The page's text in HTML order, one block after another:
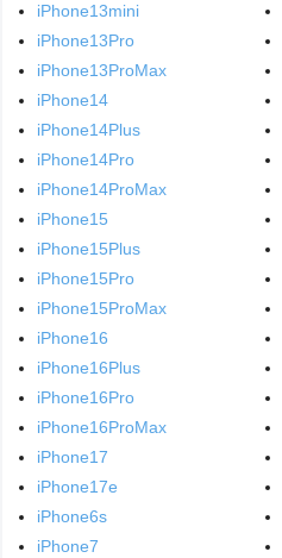
iPhone13mini
iPhone13Pro
iPhone13ProMax
iPhone14
iPhone14Plus
iPhone14Pro
iPhone14ProMax
iPhone15
iPhone15Plus
iPhone15Pro
iPhone15ProMax
iPhone16
iPhone16Plus
iPhone16Pro
iPhone16ProMax
iPhone17
iPhone17e
iPhone6s
iPhone7